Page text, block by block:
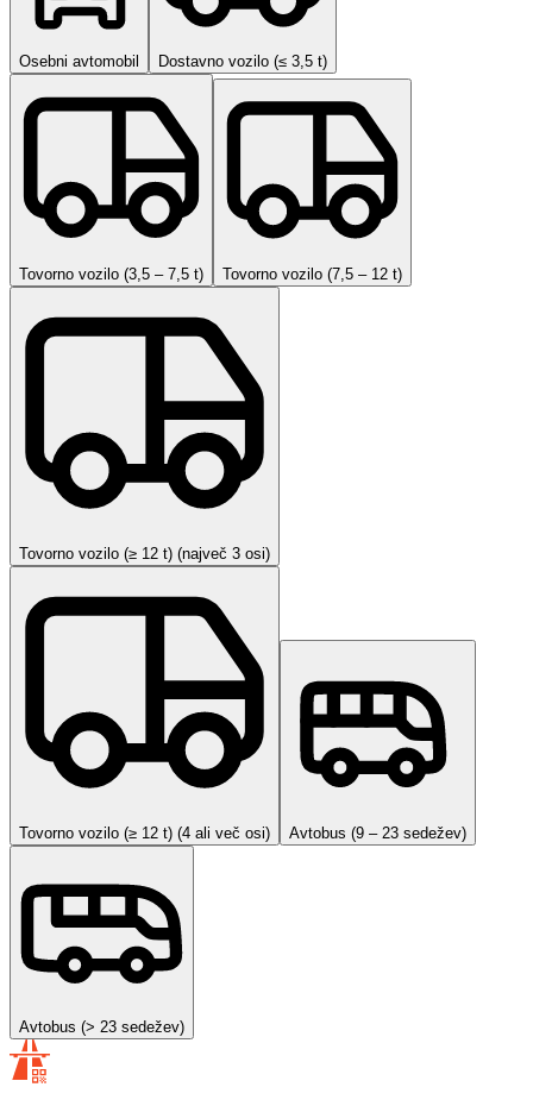
Osebni avtomobil Dostavno vozilo (≤ 3,5 t)
Tovorno vozilo (3,5 – 7,5 t) Tovorno vozilo (7,5 – 12 t)
Tovorno vozilo (≥ 12 t) (največ 3 osi)
Tovorno vozilo (≥ 12 t) (4 ali več osi) Avtobus (9 – 23 sedežev)
Avtobus (> 23 sedežev)